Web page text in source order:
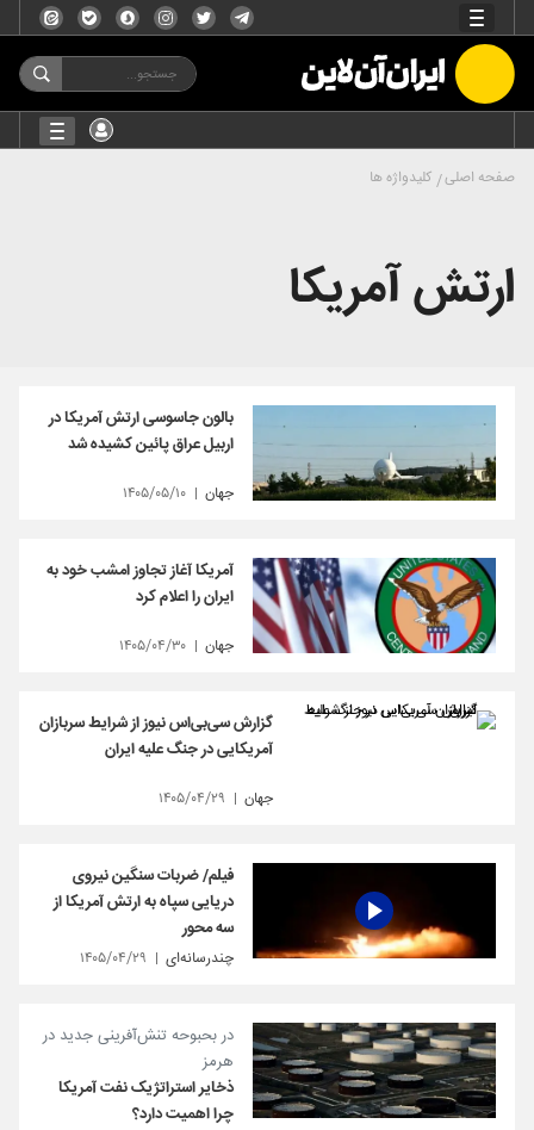
صفحه اصلی کلیدواژه ها
ارتش آمریکا
بالون جاسوسی ارتش آمریکا در
اربیل عراق پائین کشیده شد
جهان ۱۴۰۵/۰۵/۱۰
آمریکا آغاز تجاوز امشب خود به
ایران را اعلام کرد
جهان ۱۴۰۵/۰۴/۳۰
گزارش سی‌بی‌اس نیوز از شرایط سربازان
آمریکایی در جنگ علیه ایران
جهان ۱۴۰۵/۰۴/۲۹
فیلم/ ضربات سنگین نیروی
دریایی سپاه به ارتش آمریکا از
سه محور
چندرسانه‌ای ۱۴۰۵/۰۴/۲۹
در بحبوحه تنش‌آفرینی جدید در
هرمز
ذخایر استراتژیک نفت آمریکا
چرا اهمیت دارد؟